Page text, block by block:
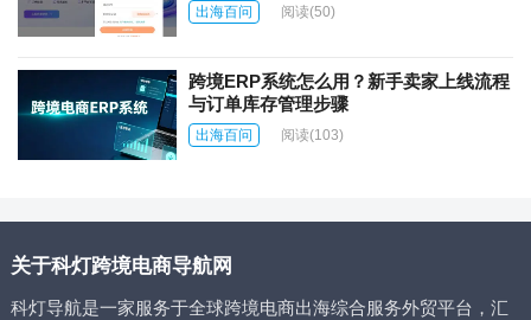
出海百问 阅读(50)
跨境ERP系统怎么用？新手卖家上线流程
与订单库存管理步骤
出海百问 阅读(103)
关于科灯跨境电商导航网
科灯导航是一家服务于全球跨境电商出海综合服务外贸平台，汇